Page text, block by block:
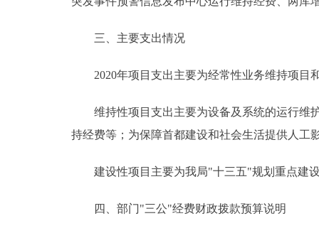
三、主要支出情况
2020年项目支出主要为经常性业务维持项目
维持性项目支出主要为设备及系统的运行维护
持经费等；为保障首都建设和社会生活提供人工
建设性项目主要为我局"十三五"规划重点建设
四、部门"三公"经费财政拨款预算说明